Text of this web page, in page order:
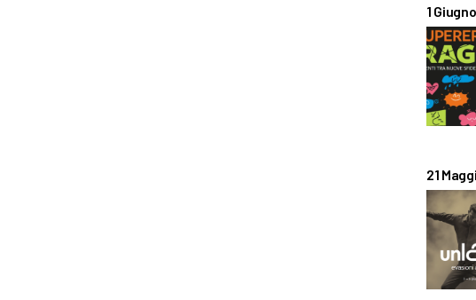
1
21